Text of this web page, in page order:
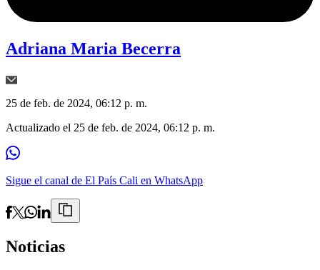
Adriana Maria Becerra
25 de feb. de 2024, 06:12 p. m.
Actualizado el 25 de feb. de 2024, 06:12 p. m.
Sigue el canal de El País Cali en WhatsApp
Noticias